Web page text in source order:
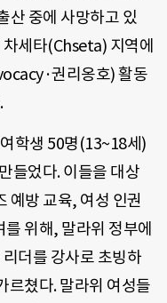
산 중에 사망하고 있
세타(Chseta) 지역에
권리옹호) 활동
학생 50명(13~18세)
들었다. 이들을 대상
예방 교육, 여성 인권
위해, 말라위 정부에
더를 강사로 초빙하
르쳤다. 말라위 여성들